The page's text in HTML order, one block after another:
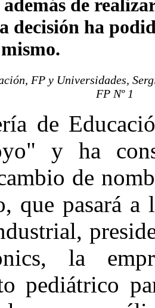
de
decisión ha
FP y Universidades,
FP Nº 1
de
y ha
de
que pasará
la
pediátrico